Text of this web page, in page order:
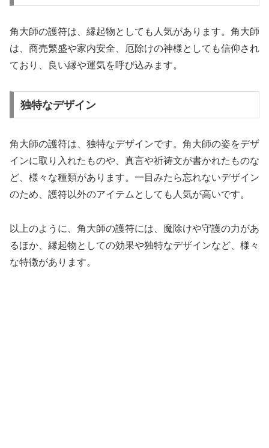
角大師の護符は、縁起物としても人気があります。角大師
は、商売繁盛や家内安全、厄除けの神様としても信仰され
ており、良い縁や運気を呼び込みます。
独特なデザイン
角大師の護符は、独特なデザインです。角大師の姿をデザ
インに取り入れたものや、真言や祈祷文が書かれたものな
ど、様々な種類があります。一目みたら忘れないデザイン
のため、護符以外のアイテムとしても人気が高いです。
以上のように、角大師の護符には、魔除けや守護の力があ
るほか、縁起物としての効果や独特なデザインなど、様々
な特徴があります。